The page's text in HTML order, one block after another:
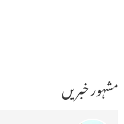
مشہور خبریں